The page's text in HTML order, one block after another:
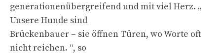
generationenübergreifend und mit viel Herz. „
Unsere Hunde sind
Brückenbauer – sie öffnen Türen, wo Worte oft
nicht reichen. “, so